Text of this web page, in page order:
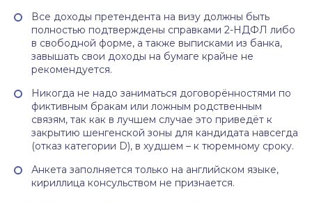
Все доходы претендента на визу должны быть
полностью подтверждены справками 2-НДФЛ либо
в свободной форме, а также выписками из банка,
завышать свои доходы на бумаге крайне не
рекомендуется.
Никогда не надо заниматься договорённостями по
фиктивным бракам или ложным родственным
связям, так как в лучшем случае это приведёт к
закрытию шенгенской зоны для кандидата навсегда
(отказ категории D), в худшем – к тюремному сроку.
Анкета заполняется только на английском языке,
кириллица консульством не признается.